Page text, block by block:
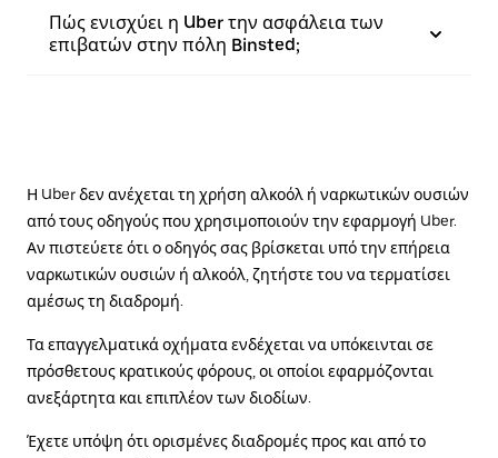
Πώς ενισχύει η Uber την ασφάλεια των
επιβατών στην πόλη Binsted;
Η Uber δεν ανέχεται τη χρήση αλκοόλ ή ναρκωτικών ουσιών
από τους οδηγούς που χρησιμοποιούν την εφαρμογή Uber.
Αν πιστεύετε ότι ο οδηγός σας βρίσκεται υπό την επήρεια
ναρκωτικών ουσιών ή αλκοόλ, ζητήστε του να τερματίσει
αμέσως τη διαδρομή.
Τα επαγγελματικά οχήματα ενδέχεται να υπόκεινται σε
πρόσθετους κρατικούς φόρους, οι οποίοι εφαρμόζονται
ανεξάρτητα και επιπλέον των διοδίων.
Έχετε υπόψη ότι ορισμένες διαδρομές προς και από το